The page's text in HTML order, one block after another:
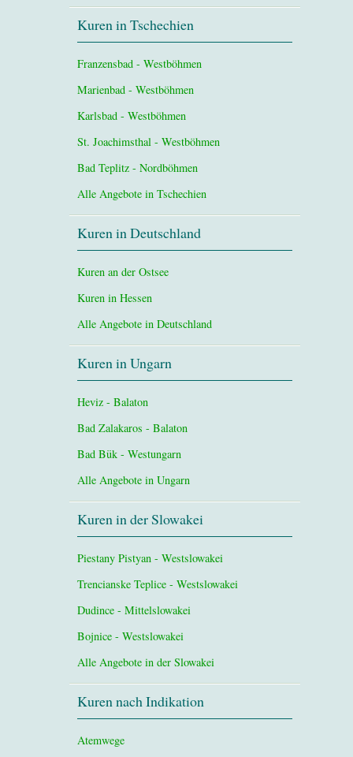
Kuren in Tschechien
Franzensbad - Westböhmen
Marienbad - Westböhmen
Karlsbad - Westböhmen
St. Joachimsthal - Westböhmen
Bad Teplitz - Nordböhmen
Alle Angebote in Tschechien
Kuren in Deutschland
Kuren an der Ostsee
Kuren in Hessen
Alle Angebote in Deutschland
Kuren in Ungarn
Heviz - Balaton
Bad Zalakaros - Balaton
Bad Bük - Westungarn
Alle Angebote in Ungarn
Kuren in der Slowakei
Piestany Pistyan - Westslowakei
Trencianske Teplice - Westslowakei
Dudince - Mittelslowakei
Bojnice - Westslowakei
Alle Angebote in der Slowakei
Kuren nach Indikation
Atemwege